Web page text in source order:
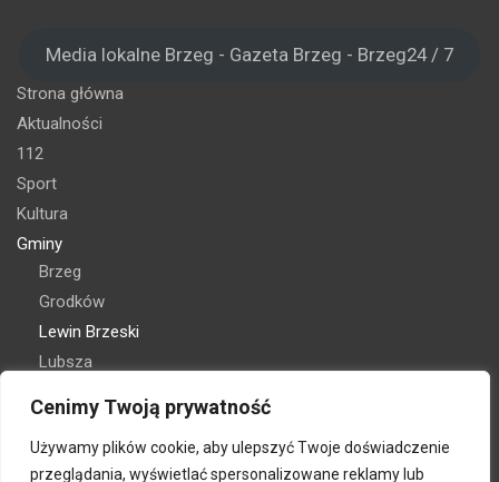
Cenimy Twoją prywatność
Używamy plików cookie, aby ulepszyć Twoje doświadczenie
przeglądania, wyświetlać spersonalizowane reklamy lub
Media lokalne Brzeg - Gazeta Brzeg - Brzeg24 / 7
Strona główna
Aktualności
112
Sport
Kultura
Gminy
Brzeg
Grodków
Lewin Brzeski
Lubsza
Skarbimierz
Oferta reklamy